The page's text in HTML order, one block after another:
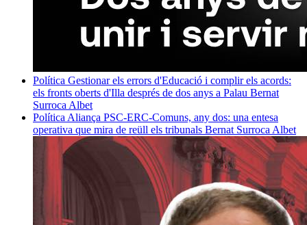
Política Gestionar els errors d'Educació i complir els acords:
els fronts oberts d'Illa després de dos anys a Palau Bernat
Surroca Albet
Política Aliança PSC-ERC-Comuns, any dos: una entesa
operativa que mira de reüll els tribunals Bernat Surroca Albet